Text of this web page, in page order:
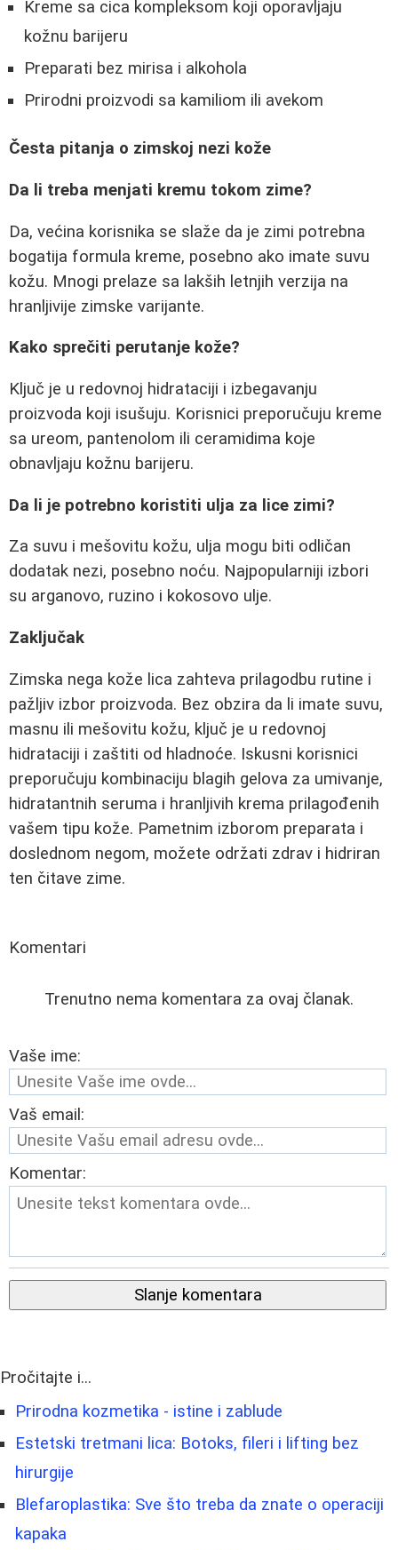
Kreme sa cica kompleksom koji oporavljaju
kožnu barijeru
Preparati bez mirisa i alkohola
Prirodni proizvodi sa kamiliom ili avekom
Česta pitanja o zimskoj nezi kože
Da li treba menjati kremu tokom zime?
Da, većina korisnika se slaže da je zimi potrebna
bogatija formula kreme, posebno ako imate suvu
kožu. Mnogi prelaze sa lakših letnjih verzija na
hranljivije zimske varijante.
Kako sprečiti perutanje kože?
Ključ je u redovnoj hidrataciji i izbegavanju
proizvoda koji isušuju. Korisnici preporučuju kreme
sa ureom, pantenolom ili ceramidima koje
obnavljaju kožnu barijeru.
Da li je potrebno koristiti ulja za lice zimi?
Za suvu i mešovitu kožu, ulja mogu biti odličan
dodatak nezi, posebno noću. Najpopularniji izbori
su arganovo, ruzino i kokosovo ulje.
Zaključak
Zimska nega kože lica zahteva prilagodbu rutine i
pažljiv izbor proizvoda. Bez obzira da li imate suvu,
masnu ili mešovitu kožu, ključ je u redovnoj
hidrataciji i zaštiti od hladnoće. Iskusni korisnici
preporučuju kombinaciju blagih gelova za umivanje,
hidratantnih seruma i hranljivih krema prilagođenih
vašem tipu kože. Pametnim izborom preparata i
doslednom negom, možete održati zdrav i hidriran
ten čitave zime.
Komentari
Trenutno nema komentara za ovaj članak.
Vaše ime:
Vaš email:
Komentar:
Slanje komentara
Pročitajte i...
Prirodna kozmetika - istine i zablude
Estetski tretmani lica: Botoks, fileri i lifting bez
hirurgije
Blefaroplastika: Sve što treba da znate o operaciji
kapaka